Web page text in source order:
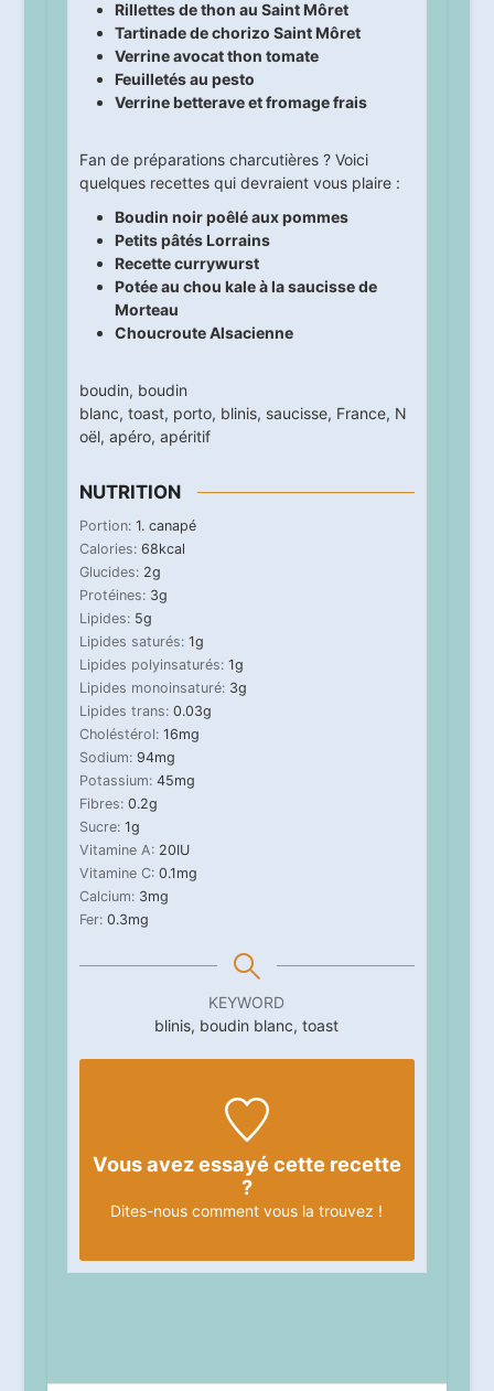
Rillettes de thon au Saint Môret
Tartinade de chorizo Saint Môret
Verrine avocat thon tomate
Feuilletés au pesto
Verrine betterave et fromage frais
Fan de préparations charcutières ? Voici
quelques recettes qui devraient vous plaire :
Boudin noir poêlé aux pommes
Petits pâtés Lorrains
Recette currywurst
Potée au chou kale à la saucisse de
Morteau
Choucroute Alsacienne
boudin, boudin
blanc, toast, porto, blinis, saucisse, France, N
oël, apéro, apéritif
NUTRITION
Portion: 1. canapé
Calories: 68kcal
Glucides: 2g
Protéines: 3g
Lipides: 5g
Lipides saturés: 1g
Lipides polyinsaturés: 1g
Lipides monoinsaturé: 3g
Lipides trans: 0.03g
Choléstérol: 16mg
Sodium: 94mg
Potassium: 45mg
Fibres: 0.2g
Sucre: 1g
Vitamine A: 20IU
Vitamine C: 0.1mg
Calcium: 3mg
Fer: 0.3mg
KEYWORD
blinis, boudin blanc, toast
Vous avez essayé cette recette
?
Dites-nous comment vous la trouvez !